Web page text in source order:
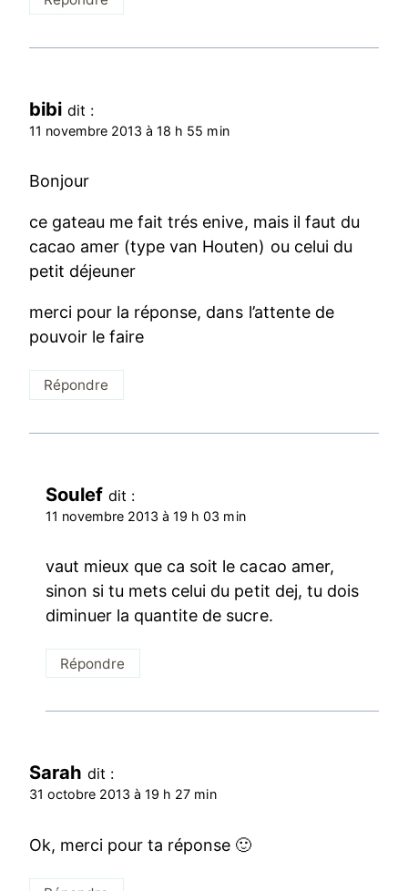
bibi dit :
11 novembre 2013 à 18 h 55 min
Bonjour
ce gateau me fait trés enive, mais il faut du
cacao amer (type van Houten) ou celui du
petit déjeuner
merci pour la réponse, dans l’attente de
pouvoir le faire
Répondre
Soulef dit :
11 novembre 2013 à 19 h 03 min
vaut mieux que ca soit le cacao amer,
sinon si tu mets celui du petit dej, tu dois
diminuer la quantite de sucre.
Répondre
Sarah dit :
31 octobre 2013 à 19 h 27 min
Ok, merci pour ta réponse 🙂